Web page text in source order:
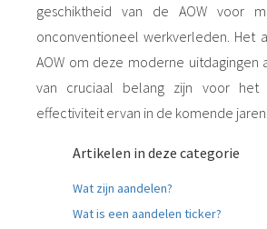
geschiktheid van de AOW voor
onconventioneel werkverleden. Het
AOW om deze moderne uitdagingen
van cruciaal belang zijn voor het
effectiviteit ervan in de komende jaren.
Artikelen in deze categorie
Wat zijn aandelen?
Wat is een aandelen ticker?